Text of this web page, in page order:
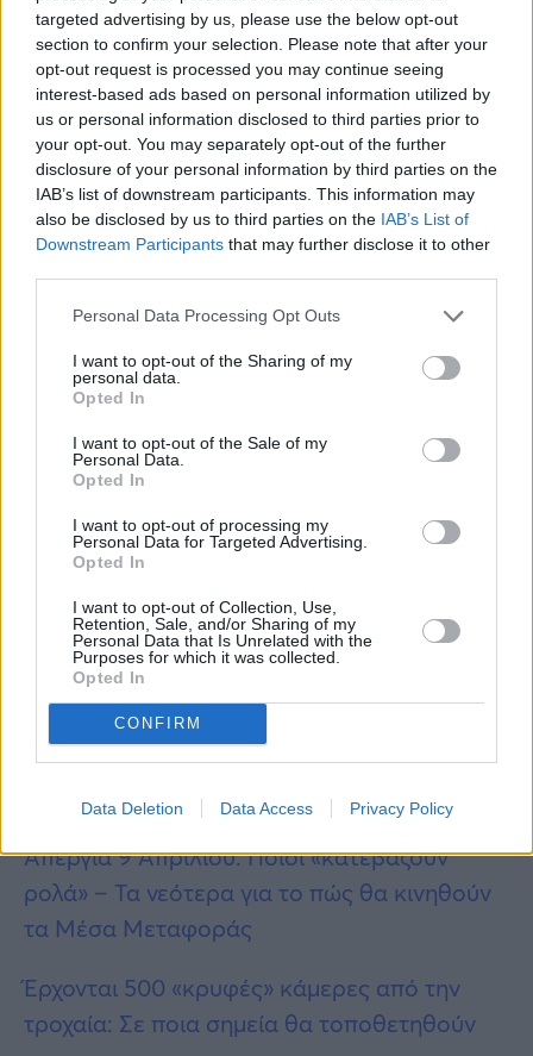
targeted advertising by us, please use the below opt-out
section to confirm your selection. Please note that after your
opt-out request is processed you may continue seeing
interest-based ads based on personal information utilized by
us or personal information disclosed to third parties prior to
your opt-out. You may separately opt-out of the further
disclosure of your personal information by third parties on the
IAB’s list of downstream participants. This information may
also be disclosed by us to third parties on the IAB’s List of
Downstream Participants that may further disclose it to other
Personal Data Processing Opt Outs
I want to opt-out of the Sharing of my
personal data.
Opted In
I want to opt-out of the Sale of my
Personal Data.
Opted In
I want to opt-out of processing my
Personal Data for Targeted Advertising.
Opted In
I want to opt-out of Collection, Use,
Retention, Sale, and/or Sharing of my
Personal Data that Is Unrelated with the
Purposes for which it was collected.
Opted In
CONFIRM
Data Deletion Data Access Privacy Policy
Τοξότης
γενέθλια στο δεύτερο δεκαήμερο. Συναντάτε
τα κατάλληλα άτομα την κατάλληλη στιγμή
για να ζήσετε είτε περιπέτειες που πάντα
θέλατε είτε συνεργασίες που περιμένατε. Το
σύμπαν σάς καλεί να το ακολουθήσετε στο
άγνωστο. Θα πάτε;
ΠερισσότερεςΕιδήσεις σήμερα
Νεκρός μόλις 33 ετών: Πώς συνέβη η
τραγωδία στη Χαλκιδική
Απεργία 9 Απριλίου: Ποιοι «κατεβάζουν
ρολά» – Τα νεότερα για το πώς θα κινηθούν
τα Μέσα Μεταφοράς
Έρχονται 500 «κρυφές» κάμερες από την
τροχαία: Σε ποια σημεία θα τοποθετηθούν